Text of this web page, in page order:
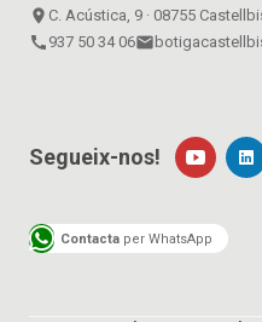
place C. Acústica, 9 · 08755
call 937 50 34 06email
Segueix-nos!
Contacta per WhatsApp